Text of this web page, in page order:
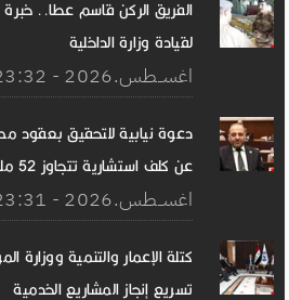
الفريق الركن قاسم عطا.. خبرة
لقيادة وزارة الداخلية
05 اغســطس.2026 - 23:32
دعوة نيابية للتحقيق بعقود
عن كلف استشارية تتجاوز 52 مليون دولار سنوياً
05 اغســطس.2026 - 23:31
كتلة الإعمار والتنمية ووزارة
تسريع إنجاز المشاريع الخدمية